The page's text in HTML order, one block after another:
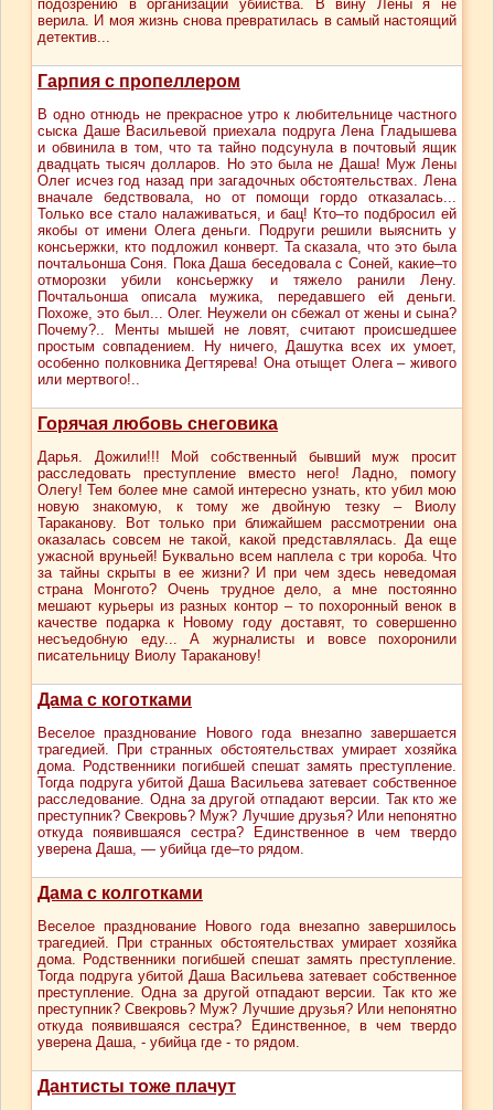
подозрению в организации убийства. В вину Лены я не
верила. И моя жизнь снова превратилась в самый настоящий
детектив...
Гарпия с пропеллером
В одно отнюдь не прекрасное утро к любительнице частного
сыска Даше Васильевой приехала подруга Лена Гладышева
и обвинила в том, что та тайно подсунула в почтовый ящик
двадцать тысяч долларов. Но это была не Даша! Муж Лены
Олег исчез год назад при загадочных обстоятельствах. Лена
вначале бедствовала, но от помощи гордо отказалась...
Только все стало налаживаться, и бац! Кто–то подбросил ей
якобы от имени Олега деньги. Подруги решили выяснить у
консьержки, кто подложил конверт. Та сказала, что это была
почтальонша Соня. Пока Даша беседовала с Соней, какие–то
отморозки убили консьержку и тяжело ранили Лену.
Почтальонша описала мужика, передавшего ей деньги.
Похоже, это был... Олег. Неужели он сбежал от жены и сына?
Почему?.. Менты мышей не ловят, считают происшедшее
простым совпадением. Ну ничего, Дашутка всех их умоет,
особенно полковника Дегтярева! Она отыщет Олега – живого
или мертвого!..
Горячая любовь снеговика
Дарья. Дожили!!! Мой собственный бывший муж просит
расследовать преступление вместо него! Ладно, помогу
Олегу! Тем более мне самой интересно узнать, кто убил мою
новую знакомую, к тому же двойную тезку – Виолу
Тараканову. Вот только при ближайшем рассмотрении она
оказалась совсем не такой, какой представлялась. Да еще
ужасной вруньей! Буквально всем наплела с три короба. Что
за тайны скрыты в ее жизни? И при чем здесь неведомая
страна Монгото? Очень трудное дело, а мне постоянно
мешают курьеры из разных контор – то похоронный венок в
качестве подарка к Новому году доставят, то совершенно
несъедобную еду... А журналисты и вовсе похоронили
писательницу Виолу Тараканову!
Дама с коготками
Веселое празднование Нового года внезапно завершается
трагедией. При странных обстоятельствах умирает хозяйка
дома. Родственники погибшей спешат замять преступление.
Тогда подруга убитой Даша Васильева затевает собственное
расследование. Одна за другой отпадают версии. Так кто же
преступник? Свекровь? Муж? Лучшие друзья? Или непонятно
откуда появившаяся сестра? Единственное в чем твердо
уверена Даша, — убийца где–то рядом.
Дама с колготками
Веселое празднование Нового года внезапно завершилось
трагедией. При странных обстоятельствах умирает хозяйка
дома. Родственники погибшей спешат замять преступление.
Тогда подруга убитой Даша Васильева затевает собственное
преступление. Одна за другой отпадают версии. Так кто же
преступник? Свекровь? Муж? Лучшие друзья? Или непонятно
откуда появившаяся сестра? Единственное, в чем твердо
уверена Даша, - убийца где - то рядом.
Дантисты тоже плачут